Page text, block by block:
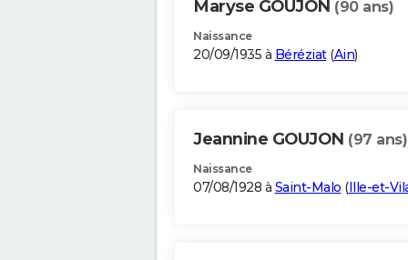
Maryse GOUJON (90 ans)
Naissance
20/09/1935 à Béréziat(Ain)
Jeannine GOUJON (97 ans)
Naissance
07/08/1928 à Saint-Malo (Ille-et-